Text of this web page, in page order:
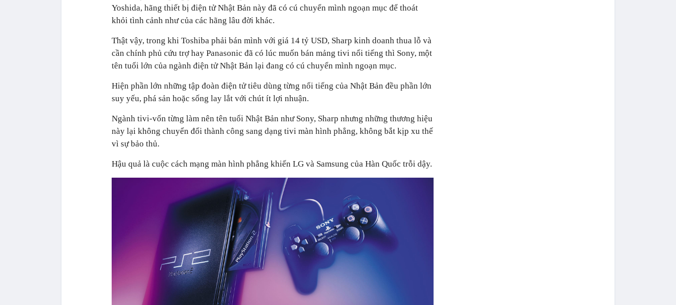
Yoshida, hãng thiết bị điện tử Nhật Bản này đã có cú chuyển mình ngoạn mục để thoát
khỏi tình cảnh như của các hãng lâu đời khác.
Thật vậy, trong khi Toshiba phải bán mình với giá 14 tỷ USD, Sharp kinh doanh thua lỗ và
cần chính phủ cứu trợ hay Panasonic đã có lúc muốn bán mảng tivi nổi tiếng thì Sony, một
tên tuổi lớn của ngành điện tử Nhật Bản lại đang có cú chuyển mình ngoạn mục.
Hiện phần lớn những tập đoàn điện tử tiêu dùng từng nổi tiếng của Nhật Bản đều phần lớn
suy yếu, phá sản hoặc sống lay lắt với chút ít lợi nhuận.
Ngành tivi-vốn từng làm nên tên tuổi Nhật Bản như Sony, Sharp nhưng những thương hiệu
này lại không chuyển đổi thành công sang dạng tivi màn hình phẳng, không bắt kịp xu thế
vì sự bảo thủ.
Hậu quả là cuộc cách mạng màn hình phẳng khiến LG và Samsung của Hàn Quốc trỗi dậy.